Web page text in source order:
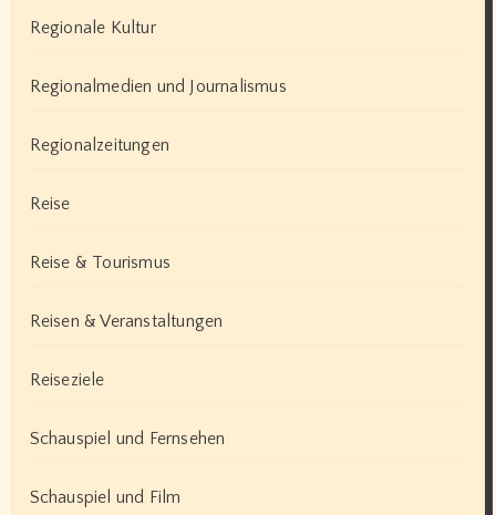
Regionale Kultur
Regionalmedien und Journalismus
Regionalzeitungen
Reise
Reise & Tourismus
Reisen & Veranstaltungen
Reiseziele
Schauspiel und Fernsehen
Schauspiel und Film